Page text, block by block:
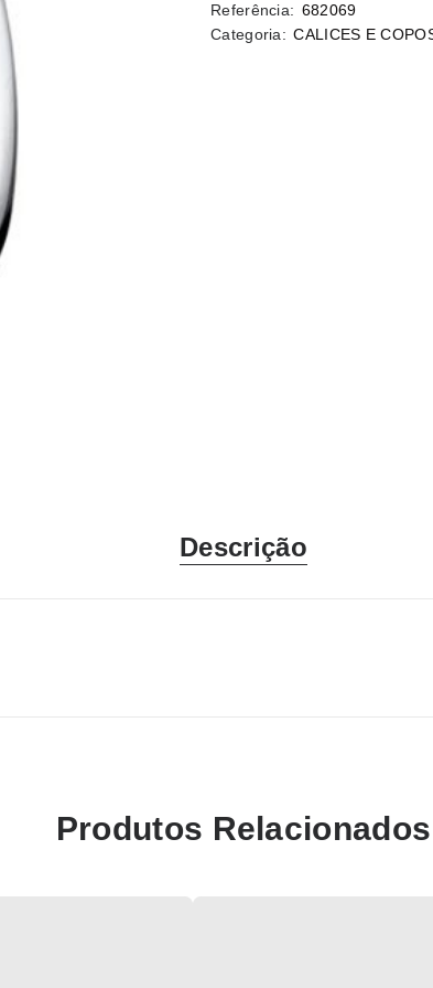
Referência: 682069
Categoria: CALICES E
Descrição
Produtos Relacionados